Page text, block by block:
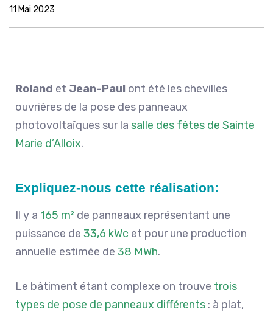
11 Mai 2023
Roland et Jean-Paul ont été les chevilles
ouvrières de la pose des panneaux
photovoltaïques sur la salle des fêtes de Sainte
Marie d’Alloix.
Expliquez-nous cette réalisation:
Il y a 165 m² de panneaux représentant une
puissance de 33,6 kWc et pour une production
annuelle estimée de 38 MWh.
Le bâtiment étant complexe on trouve trois
types de pose de panneaux différents : à plat,